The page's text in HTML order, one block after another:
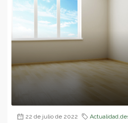
22 de julio de 2022 Actualidad,